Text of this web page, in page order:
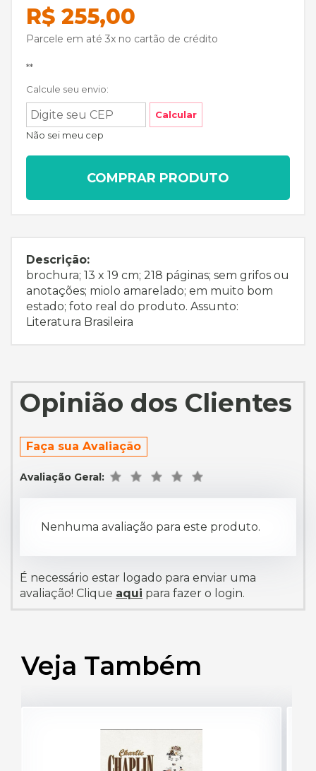
R$ 255,00
Parcele em até 3x no cartão de crédito
**
Calcule seu envio:
Calcular
Não sei meu cep
COMPRAR PRODUTO
Descrição:
brochura; 13 x 19 cm; 218 páginas; sem grifos ou
anotações; miolo amarelado; em muito bom
estado; foto real do produto. Assunto:
Literatura Brasileira
Opinião dos Clientes
Faça sua Avaliação
Avaliação Geral:
Nenhuma avaliação para este produto.
É necessário estar logado para enviar uma
avaliação! Clique aqui para fazer o login.
Veja Também